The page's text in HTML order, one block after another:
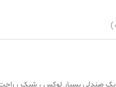
یک صندلی بسیار لوکس ، شیک ، راحت ،